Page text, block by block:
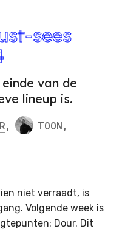
sees
van de
lineup is.
, TOON,
niet verraadt, is
Volgende week is
Dour. Dit